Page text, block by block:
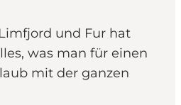
und Fur hat
was man für einen
mit der ganzen